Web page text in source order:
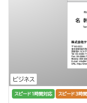
ビジネス
スピード1時間対応 スピード3時